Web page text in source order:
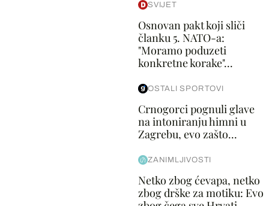
SVIJET
Osnovan pakt koji sliči
članku 5. NATO-a:
"Moramo poduzeti
konkretne korake"...
OSTALI SPORTOVI
Crnogorci pognuli glave
na intoniranju himni u
Zagrebu, evo zašto...
ZANIMLJIVOSTI
Netko zbog ćevapa, netko
zbog drške za motiku: Evo